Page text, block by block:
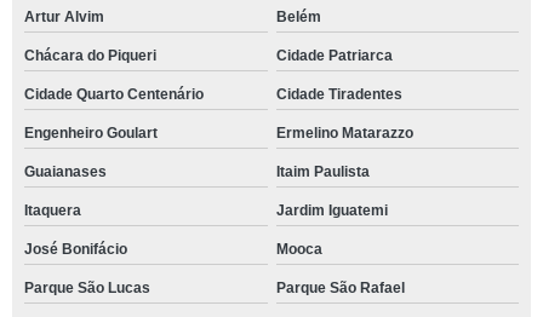
Artur Alvim Belém
Chácara do Piqueri Cidade Patriarca
Cidade Quarto Centenário Cidade Tiradentes
Engenheiro Goulart Ermelino Matarazzo
Guaianases Itaim Paulista
Itaquera Jardim Iguatemi
José Bonifácio Mooca
Parque São Lucas Parque São Rafael